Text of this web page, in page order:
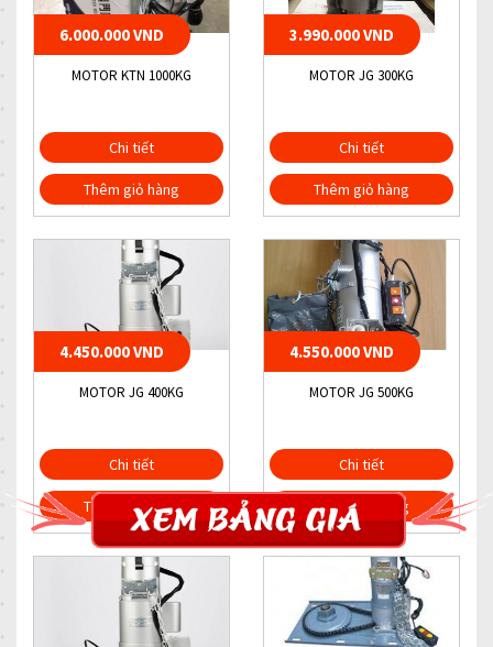
6.000.000 VND
MOTOR KTN 1000KG
Chi tiết
Thêm giỏ hàng
3.990.000 VND
MOTOR JG 300KG
Chi tiết
Thêm giỏ hàng
4.450.000 VND
MOTOR JG 400KG
Chi tiết
Thêm giỏ hàng
4.550.000 VND
MOTOR JG 500KG
Chi tiết
Thêm giỏ hàng